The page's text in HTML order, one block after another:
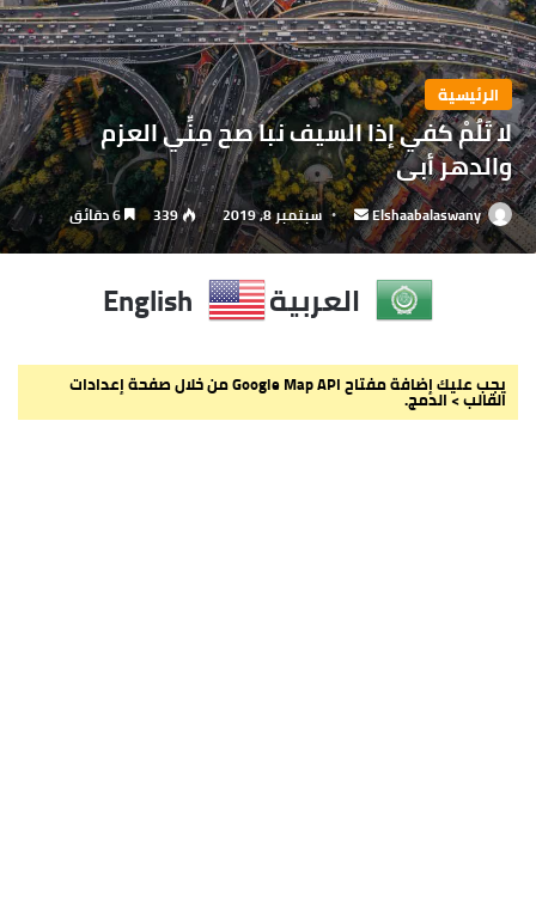
الرئيسية
لا تَلُمْ كفي إذا السيف نبا صح مِنِّي العزم
والدهر أبى
Elshaabalaswany
أرسل
بريدا
سبتمبر 8, 2019 339
العربية English
يجب عليك إضافة مفتاح Google Map API من خلال صفحة إعدادات
القالب > الدمج.